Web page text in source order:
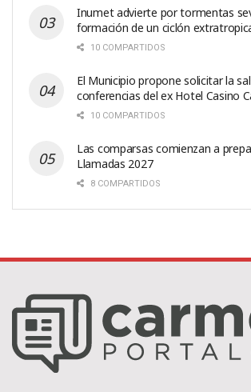
Inumet advierte por tormentas
formación de un ciclón
10 COMPARTIDOS
El Municipio propone solicitar la
conferencias del ex Hotel Casino
10 COMPARTIDOS
Las comparsas comienzan a
Llamadas 2027
8 COMPARTIDOS